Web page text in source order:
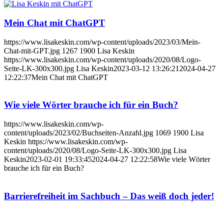
Mein Chat mit ChatGPT
https://www.lisakeskin.com/wp-content/uploads/2023/03/Mein-
Chat-mit-GPT.jpg 1267 1900 Lisa Keskin
https://www.lisakeskin.com/wp-content/uploads/2020/08/Logo-
Seite-LK-300x300.jpg Lisa Keskin2023-03-12 13:26:21 2024-04-27
12:22:37Mein Chat mit ChatGPT
Wie viele Wörter brauche ich für ein Buch?
https://www.lisakeskin.com/wp-
content/uploads/2023/02/Buchseiten-Anzahl.jpg 1069 1900 Lisa
Keskin https://www.lisakeskin.com/wp-
content/uploads/2020/08/Logo-Seite-LK-300x300.jpg Lisa
Keskin2023-02-01 19:33:452024-04-27 12:22:58Wie viele Wörter
brauche ich für ein Buch?
Barrierefreiheit im Sachbuch – Das weiß doch jeder!